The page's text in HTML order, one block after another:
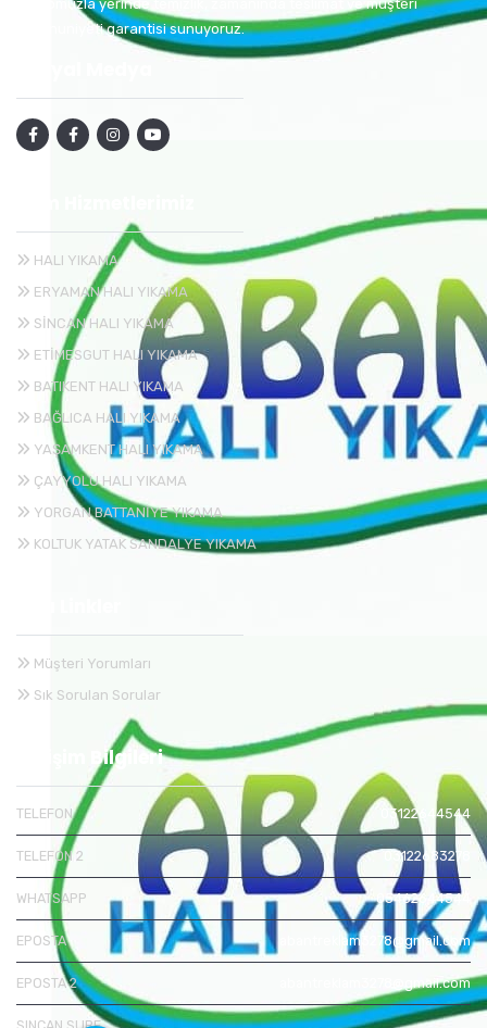
kadromuzla yerinde temizlik, zamanında teslimat ve müşteri
memnuniyeti garantisi sunuyoruz.
HALI YIKAMA
ERYAMAN HALI YIKAMA
SİNCAN HALI YIKAMA
ETİMESGUT HALI YIKAMA
BATIKENT HALI YIKAMA
BAĞLICA HALI YIKAMA
YAŞAMKENT HALI YIKAMA
ÇAYYOLU HALI YIKAMA
YORGAN BATTANİYE YIKAMA
KOLTUK YATAK SANDALYE YIKAMA
Müşteri Yorumları
Sık Sorulan Sorular
İletişim Bilgileri
TELEFON 03122644544
TELEFON 2 03122683278
WHATSAPP 05462644544
EPOSTA abantreklam3278@gmail.com
EPOSTA 2 abantreklam3278@gmail.com
SINCAN SUBE